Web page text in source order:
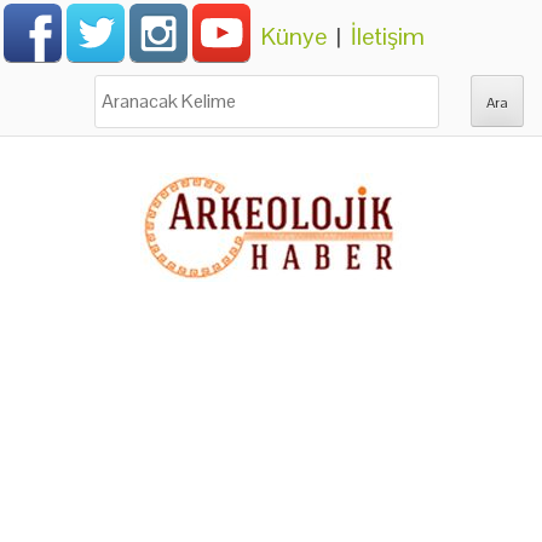
Künye | İletişim